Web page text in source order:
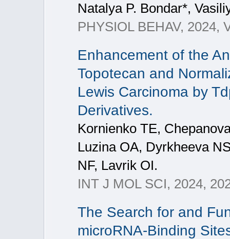
Natalya P. Bondar*,
PHYSIOL BEHAV, 2024,
Enhancement of the
Topotecan and
Lewis Carcinoma by
Derivatives.
Kornienko TE,
Luzina OA, Dyrkheeva
NF, Lavrik OI.
INT J MOL SCI, 2024,
The Search for and
microRNA-Binding